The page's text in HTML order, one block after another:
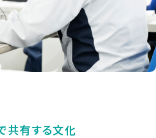
共有する文化